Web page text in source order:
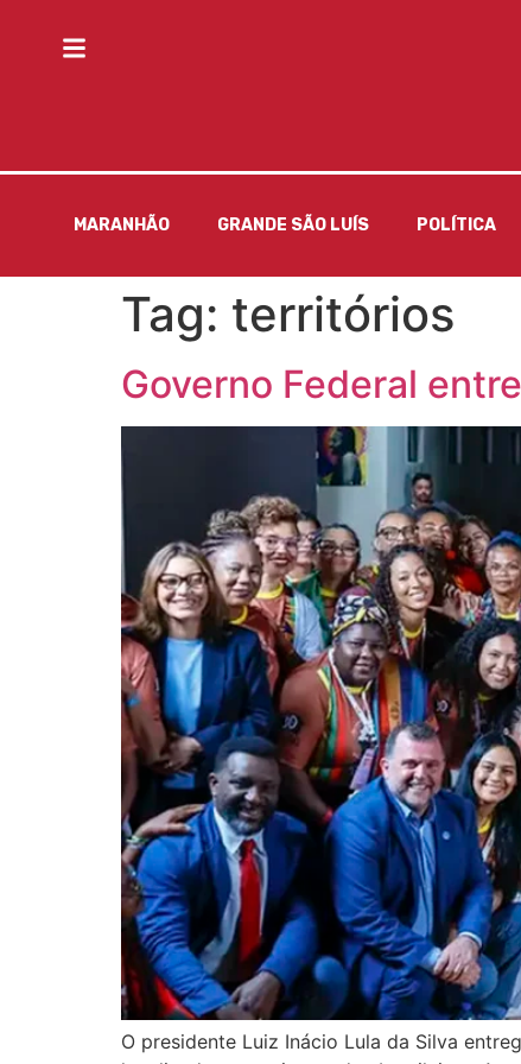
MARANHÃO GRANDE SÃO LUÍS POLÍTICA
Tag: territórios
Governo Federal
O presidente Luiz Inácio Lula da Silva